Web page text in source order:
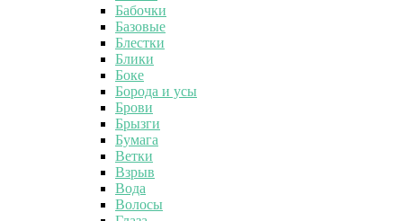
Бабочки
Базовые
Блестки
Блики
Боке
Борода и усы
Брови
Брызги
Бумага
Ветки
Взрыв
Вода
Волосы